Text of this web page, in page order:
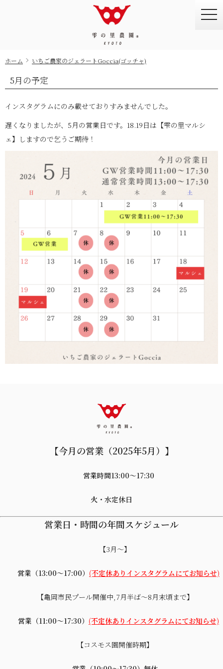
ホーム いちご農家のジェラートGoccia(ゴッチャ)
5月の予定
インスタグラムにのみ載せておりすみませんでした。
遅くなりましたが、5月の営業日です。18.19日は【雫の里マルシ
ェ】しますので乞うご期待！
【今月の営業（2025年5月）】
営業時間13:00〜17:30
火・水定休日
営業日・時間の年間スケジュール
【3月～】
営業（13:00～17:00） (不定休ありインスタグラムにてお知らせ)
【亀岡市民プール開催中,7月半ば～8月末頃まで】
営業（11:00～17:30） (不定休ありインスタグラムにてお知らせ)
【コスモス園開催時期】